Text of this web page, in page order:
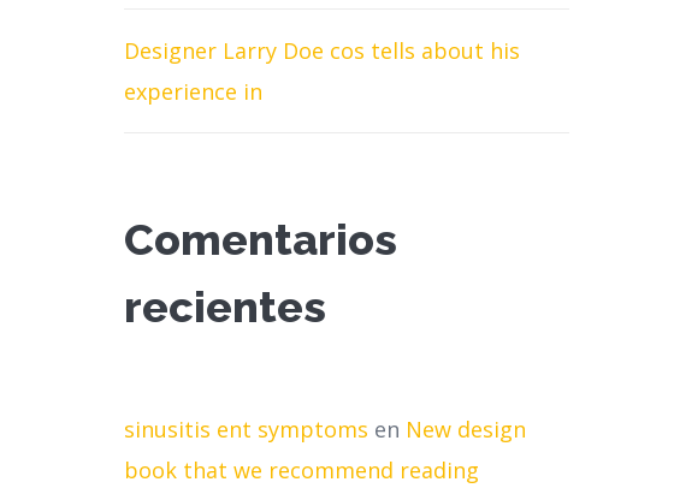
Designer Larry Doe cos tells about his
experience in
Comentarios
recientes
sinusitis ent symptoms en New design
book that we recommend reading